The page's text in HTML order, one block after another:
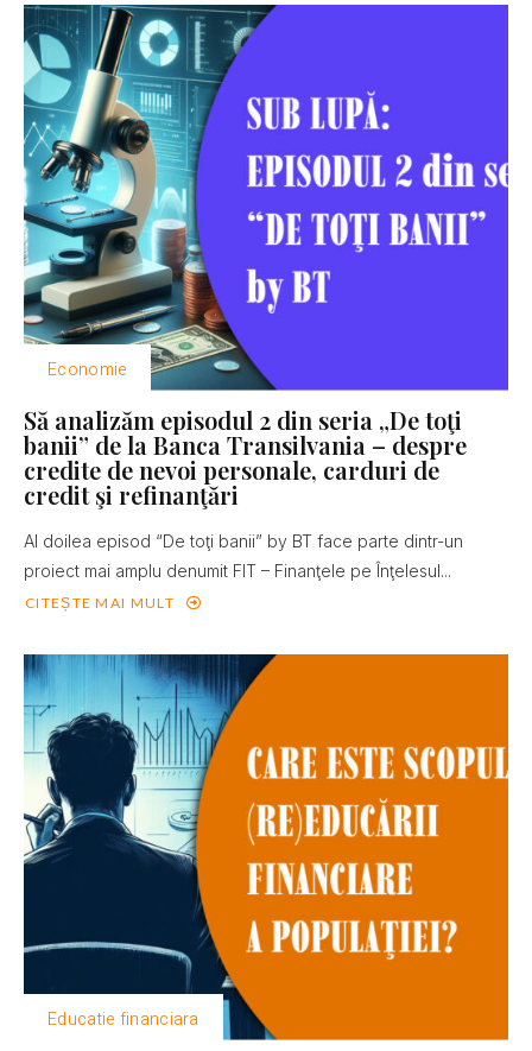
Economie
Să analizăm episodul 2 din seria „De toţi
banii” de la Banca Transilvania – despre
credite de nevoi personale, carduri de
credit şi refinanţări
Al doilea episod “De toţi banii” by BT face parte dintr-un
proiect mai amplu denumit FIT – Finanţele pe Înţelesul...
CITEȘTE MAI MULT
Educatie financiara